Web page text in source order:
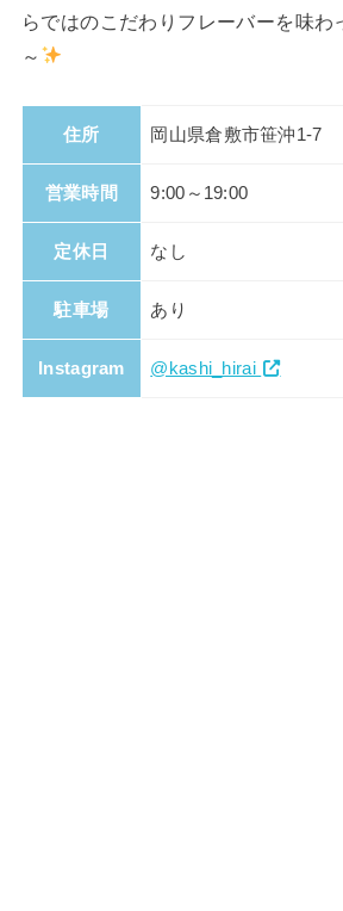
らではのこだわりフレーバーを味わ
～
住所 岡山県倉敷市笹沖1-7
営業時間 9:00～19:00
定休日 なし
駐車場 あり
Instagram @kashi_hirai